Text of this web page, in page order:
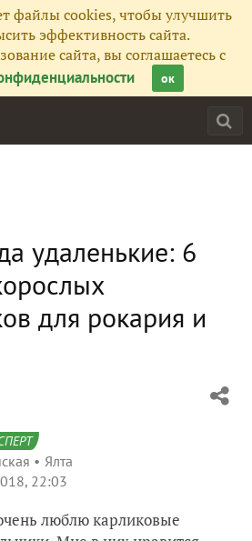
файлы cookies, чтобы улучшить
эффективность сайта.
сайта, вы соглашаетесь с
ок
удаленькие: 6
для рокария и
Ялта
22:03
люблю карликовые